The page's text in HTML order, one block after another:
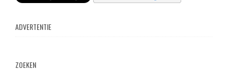
ADVERTENTIE
ZOEKEN